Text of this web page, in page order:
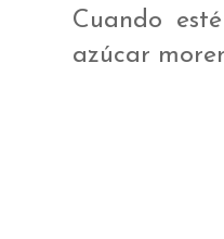
Cuando
azúcar